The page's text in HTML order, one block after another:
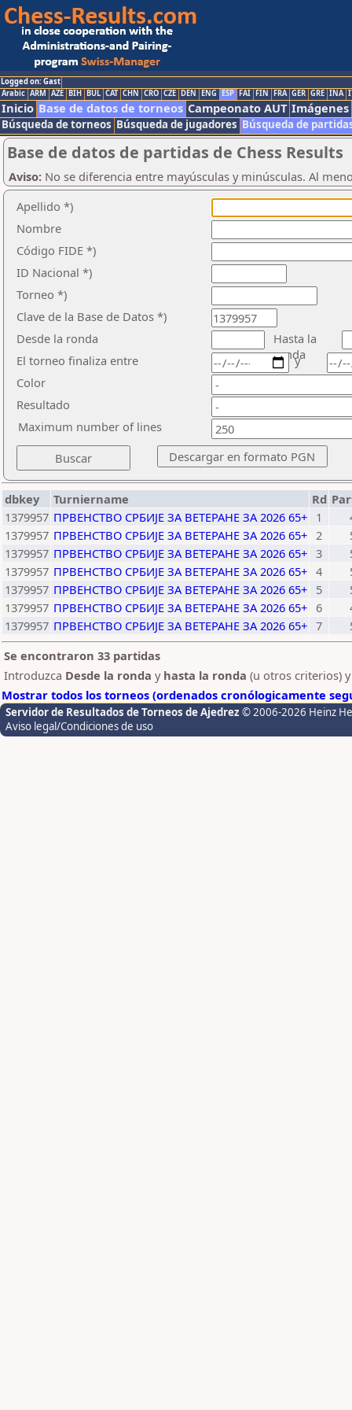
Logged on: Gast
Arabic ARM AZE BIH BUL CAT CHN CRO CZE DEN ENG ESP FAI FIN FRA GER GRE INA
Inicio Base de datos de torneos Campeonato AUT Imágenes
Búsqueda de torneos Búsqueda de jugadores Búsqueda de
Base de datos de partidas de Chess Results
Aviso: No se diferencia entre mayúsculas y minúsculas. Al
Apellido *)
Nombre
Código FIDE *)
ID Nacional *)
Torneo *)
Clave de la Base de Datos *)
Desde la ronda
Hasta la
ronda
El torneo finaliza entre
Color
Resultado
y
Maximum number of lines
dbkey Turniername Rd
1379957 ПРВЕНСТВО СРБИЈЕ ЗА ВЕТЕРАНЕ ЗА 2026 65+ 1
1379957 ПРВЕНСТВО СРБИЈЕ ЗА ВЕТЕРАНЕ ЗА 2026 65+ 2
1379957 ПРВЕНСТВО СРБИЈЕ ЗА ВЕТЕРАНЕ ЗА 2026 65+ 3
1379957 ПРВЕНСТВО СРБИЈЕ ЗА ВЕТЕРАНЕ ЗА 2026 65+ 4
1379957 ПРВЕНСТВО СРБИЈЕ ЗА ВЕТЕРАНЕ ЗА 2026 65+ 5
1379957 ПРВЕНСТВО СРБИЈЕ ЗА ВЕТЕРАНЕ ЗА 2026 65+ 6
1379957 ПРВЕНСТВО СРБИЈЕ ЗА ВЕТЕРАНЕ ЗА 2026 65+ 7
Se encontraron 33 partidas
Introduzca Desde la ronda y hasta la ronda (u otros criterios)
Mostrar todos los torneos (ordenados cronólogicamente
Servidor de Resultados de Torneos de Ajedrez © 2006-2026 Heinz
Aviso legal/Condiciones de uso